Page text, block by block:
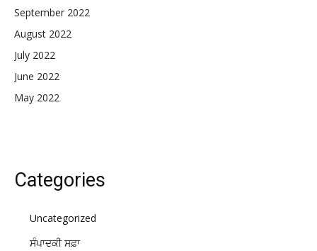
September 2022
August 2022
July 2022
June 2022
May 2022
Categories
Uncategorized
ਸੰਪਾਦਕੀ ਸਫ਼ਾ